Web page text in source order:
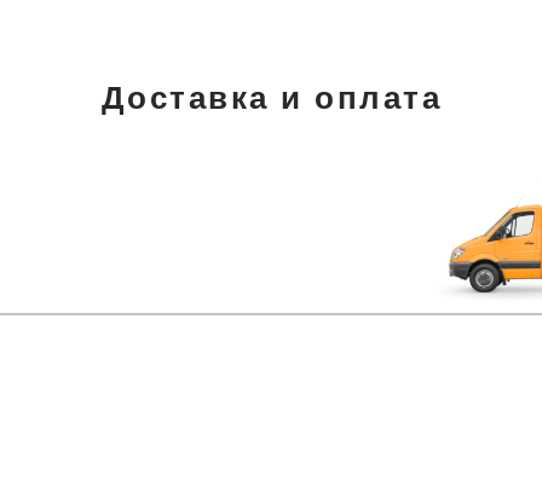
Доставка и оплата